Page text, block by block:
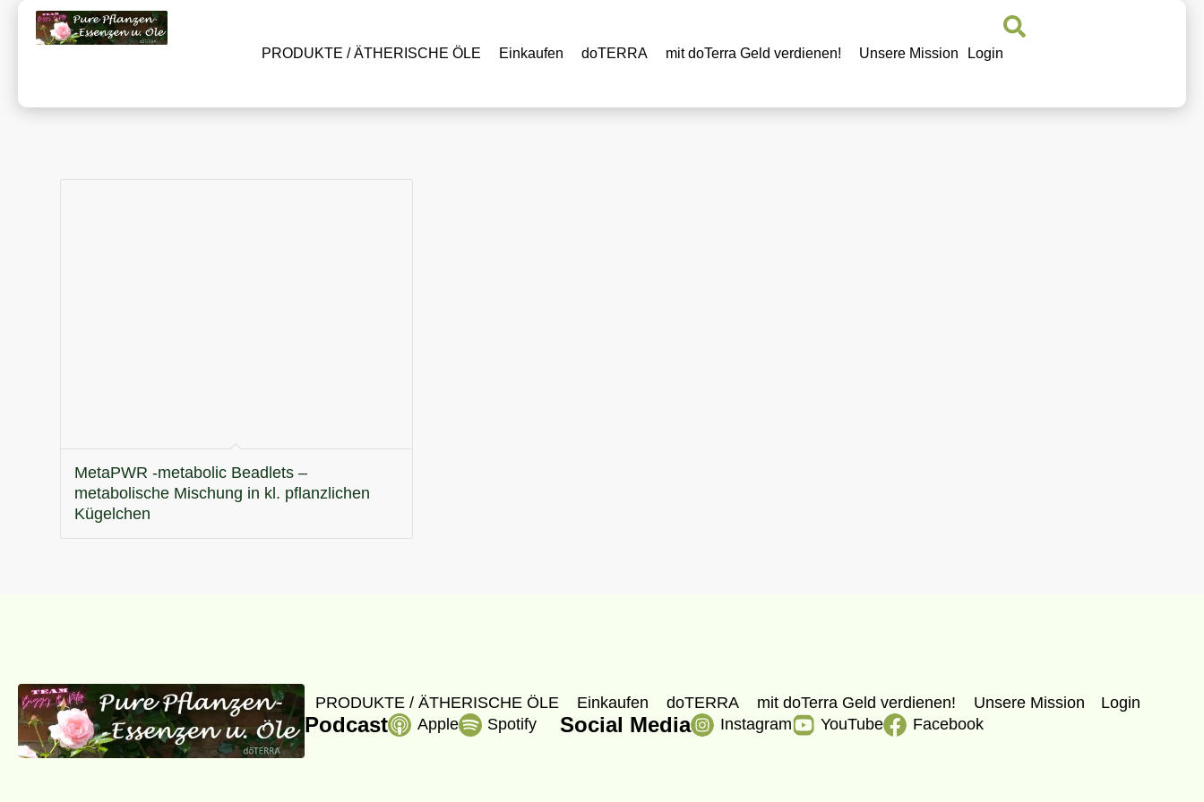
PRODUKTE / ÄTHERISCHE ÖLE Einkaufen doTERRA mit doTerra Geld verdienen! Unsere Mission Login
MetaPWR -metabolic Beadlets –
metabolische Mischung in kl. pflanzlichen
Kügelchen
PRODUKTE / ÄTHERISCHE ÖLE Einkaufen doTERRA mit doTerra Geld verdienen! Unsere Mission Login
Podcast Apple Spotify Social Media Instagram YouTube Facebook